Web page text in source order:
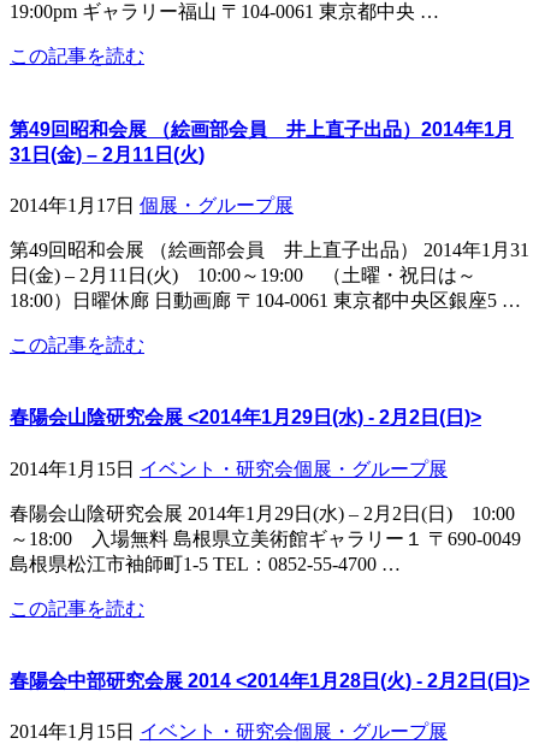
19:00pm ギャラリー福山 〒104-0061 東京都中央 …
この記事を読む
第49回昭和会展 （絵画部会員 井上直子出品）2014年1月
31日(金) – 2月11日(火)
2014年1月17日 個展・グループ展
第49回昭和会展 （絵画部会員 井上直子出品） 2014年1月31
日(金) – 2月11日(火) 10:00～19:00 （土曜・祝日は～
18:00）日曜休廊 日動画廊 〒104-0061 東京都中央区銀座5 …
この記事を読む
春陽会山陰研究会展 <2014年1月29日(水) - 2月2日(日)>
2014年1月15日 イベント・研究会個展・グループ展
春陽会山陰研究会展 2014年1月29日(水) – 2月2日(日) 10:00
～18:00 入場無料 島根県立美術館ギャラリー１ 〒690-0049
島根県松江市袖師町1-5 TEL：0852-55-4700 …
この記事を読む
春陽会中部研究会展 2014 <2014年1月28日(火) - 2月2日(日)>
2014年1月15日 イベント・研究会個展・グループ展